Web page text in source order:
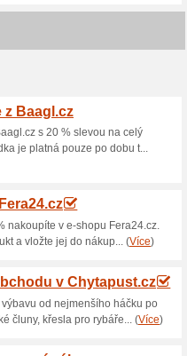
v
na
zboží s
opíšete
v